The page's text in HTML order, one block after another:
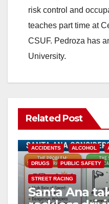
risk control and
teaches part time at
CSUF. Pedroza has
University.
Related Post
ACCIDENTS ALCOHOL
DRUGS PUBLIC SAFETY
STREET RACING
Santa Ana